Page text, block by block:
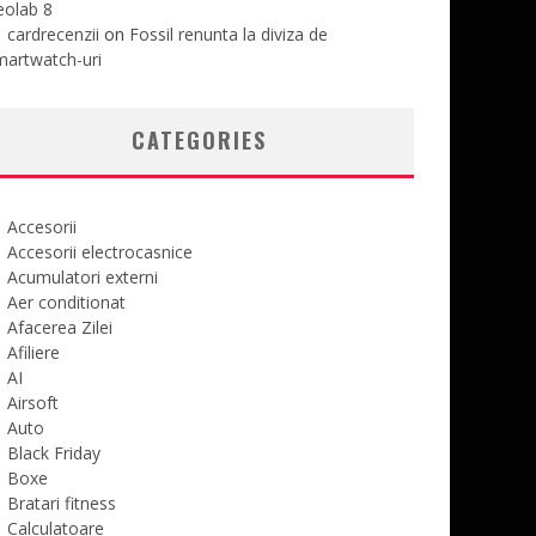
8
cardrecenzii on Fossil renunta la diviza de
uri
CATEGORIES
Accesorii
Accesorii electrocasnice
Acumulatori externi
Aer conditionat
Afacerea Zilei
Afiliere
AI
Airsoft
Auto
Black Friday
Boxe
Bratari fitness
Calculatoare